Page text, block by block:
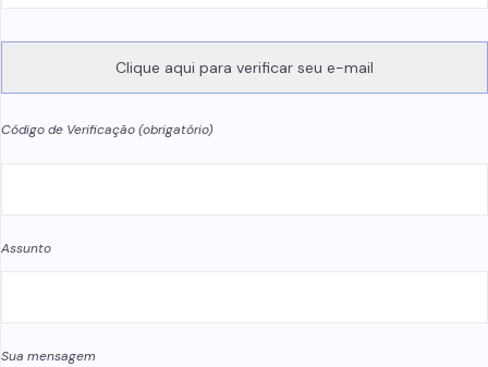
Código de Verificação (obrigatório)
Assunto
Sua mensagem